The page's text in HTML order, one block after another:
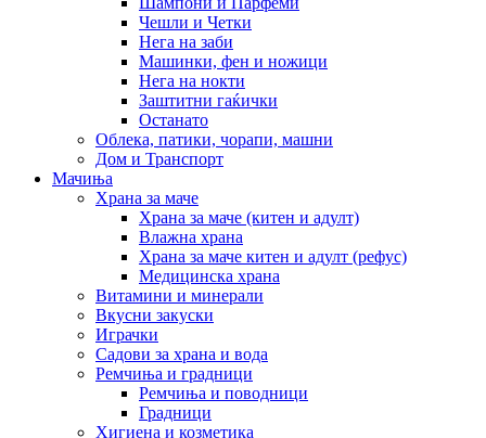
Чешли и Четки
Нега на заби
Машинки, фен и ножици
Нега на нокти
Заштитни гаќички
Останато
Облека, патики, чорапи, машни
Дом и Транспорт
Мачиња
Храна за маче
Храна за маче (китен и адулт)
Влажна храна
Храна за маче китен и адулт (рефус)
Медицинска храна
Витамини и минерали
Вкусни закуски
Играчки
Садови за храна и вода
Ремчиња и градници
Ремчиња и поводници
Градници
Хигиена и козметика